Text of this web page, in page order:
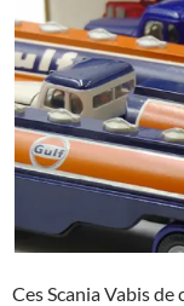
Ces Scania Vabis